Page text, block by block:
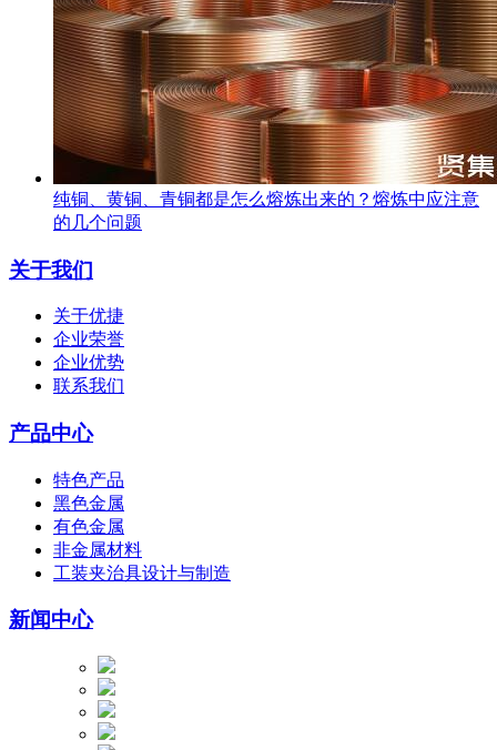
纯铜、黄铜、青铜都是怎么熔炼出来的？熔炼中应注意
的几个问题
关于我们
关于优捷
企业荣誉
企业优势
联系我们
产品中心
特色产品
黑色金属
有色金属
非金属材料
工装夹治具设计与制造
新闻中心